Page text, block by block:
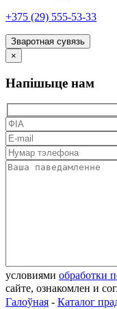
+375 (29) 555-53-33
Зваротная сувязь
×
Напішыце нам
условиями обработки
сайте, ознакомлен и
Галоўная - Каталог